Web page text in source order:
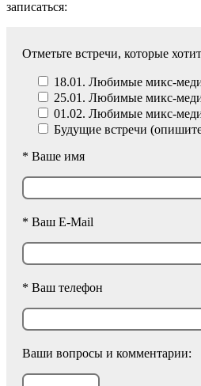
записаться:
Отметьте встречи, которые
18.01. Любимые микс-
25.01. Любимые микс-
01.02. Любимые микс-
Будущие встречи
* Ваше имя
* Ваш E-Mail
* Ваш телефон
Ваши вопросы и комментарии: